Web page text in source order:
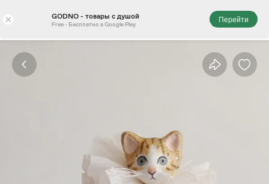
× GODNO - товары с душой
Free - Бесплатно в Google Play
Перейти